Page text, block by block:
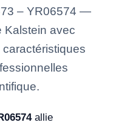
– YR06574 —
Kalstein avec
allie